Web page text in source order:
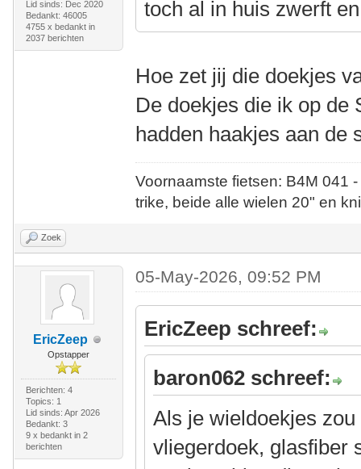
Lid sinds: Dec 2020
Bedankt: 46005
4755 x bedankt in
2037 berichten
toch al in huis zwerft
Hoe zet jij die doekjes
De doekjes die ik op de
hadden haakjes aan de
Voornaamste fietsen: B4M
trike, beide alle wielen 20" en
Zoek
EricZeep
Opstapper
Berichten: 4
Topics: 1
Lid sinds: Apr 2026
Bedankt: 3
9 x bedankt in 2
berichten
05-May-2026, 09:52 PM
EricZeep schreef:
baron062 schreef:
Als je wieldoekjes
vliegerdoek, glasfiber